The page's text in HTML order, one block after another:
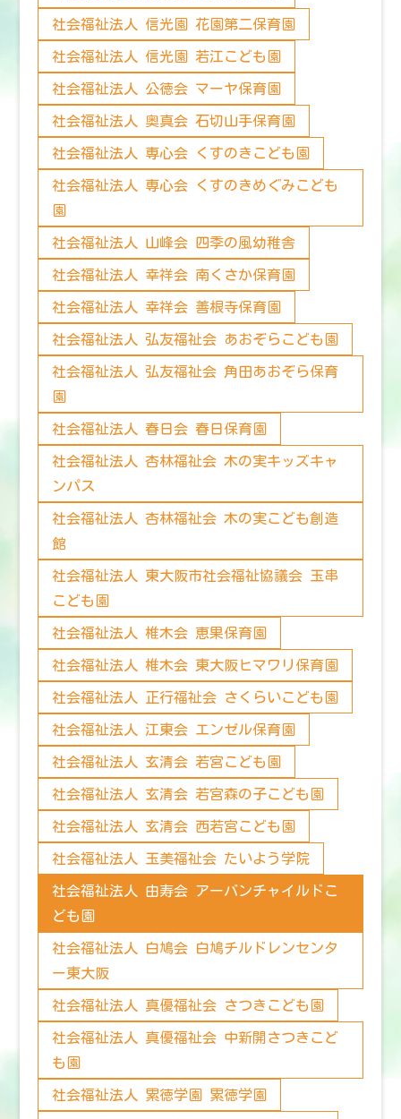
社会福祉法人 信光園 花園第二保育園
社会福祉法人 信光園 若江こども園
社会福祉法人 公徳会 マーヤ保育園
社会福祉法人 奥真会 石切山手保育園
社会福祉法人 専心会 くすのきこども園
社会福祉法人 専心会 くすのきめぐみこども
園
社会福祉法人 山峰会 四季の風幼稚舎
社会福祉法人 幸祥会 南くさか保育園
社会福祉法人 幸祥会 善根寺保育園
社会福祉法人 弘友福祉会 あおぞらこども園
社会福祉法人 弘友福祉会 角田あおぞら保育
園
社会福祉法人 春日会 春日保育園
社会福祉法人 杏林福祉会 木の実キッズキャ
ンパス
社会福祉法人 杏林福祉会 木の実こども創造
館
社会福祉法人 東大阪市社会福祉協議会 玉串
こども園
社会福祉法人 椎木会 恵果保育園
社会福祉法人 椎木会 東大阪ヒマワリ保育園
社会福祉法人 正行福祉会 さくらいこども園
社会福祉法人 江東会 エンゼル保育園
社会福祉法人 玄清会 若宮こども園
社会福祉法人 玄清会 若宮森の子こども園
社会福祉法人 玄清会 西若宮こども園
社会福祉法人 玉美福祉会 たいよう学院
社会福祉法人 由寿会 アーバンチャイルドこ
ども園
社会福祉法人 白鳩会 白鳩チルドレンセンタ
ー東大阪
社会福祉法人 真優福祉会 さつきこども園
社会福祉法人 真優福祉会 中新開さつきこど
も園
社会福祉法人 累徳学園 累徳学園